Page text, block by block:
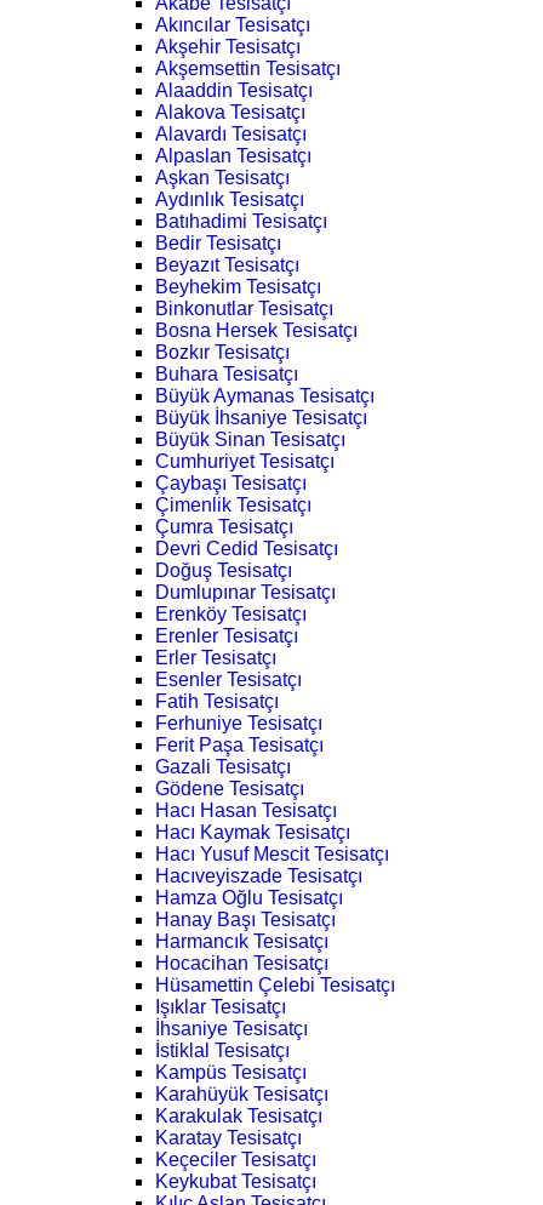
Akıncılar Tesisatçı
Akşehir Tesisatçı
Akşemsettin Tesisatçı
Alaaddin Tesisatçı
Alakova Tesisatçı
Alavardı Tesisatçı
Alpaslan Tesisatçı
Aşkan Tesisatçı
Aydınlık Tesisatçı
Batıhadimi Tesisatçı
Bedir Tesisatçı
Beyazıt Tesisatçı
Beyhekim Tesisatçı
Binkonutlar Tesisatçı
Bosna Hersek Tesisatçı
Bozkır Tesisatçı
Buhara Tesisatçı
Büyük Aymanas Tesisatçı
Büyük İhsaniye Tesisatçı
Büyük Sinan Tesisatçı
Cumhuriyet Tesisatçı
Çaybaşı Tesisatçı
Çimenlik Tesisatçı
Çumra Tesisatçı
Devri Cedid Tesisatçı
Doğuş Tesisatçı
Dumlupınar Tesisatçı
Erenköy Tesisatçı
Erenler Tesisatçı
Erler Tesisatçı
Esenler Tesisatçı
Fatih Tesisatçı
Ferhuniye Tesisatçı
Ferit Paşa Tesisatçı
Gazali Tesisatçı
Gödene Tesisatçı
Hacı Hasan Tesisatçı
Hacı Kaymak Tesisatçı
Hacı Yusuf Mescit Tesisatçı
Hacıveyiszade Tesisatçı
Hamza Oğlu Tesisatçı
Hanay Başı Tesisatçı
Harmancık Tesisatçı
Hocacihan Tesisatçı
Hüsamettin Çelebi Tesisatçı
Işıklar Tesisatçı
İhsaniye Tesisatçı
İstiklal Tesisatçı
Kampüs Tesisatçı
Karahüyük Tesisatçı
Karakulak Tesisatçı
Karatay Tesisatçı
Keçeciler Tesisatçı
Keykubat Tesisatçı